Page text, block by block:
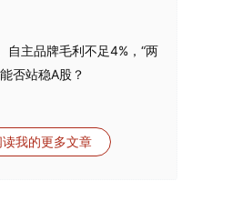
自主品牌毛利不足4%，“两
否站稳A股？
读我的更多文章